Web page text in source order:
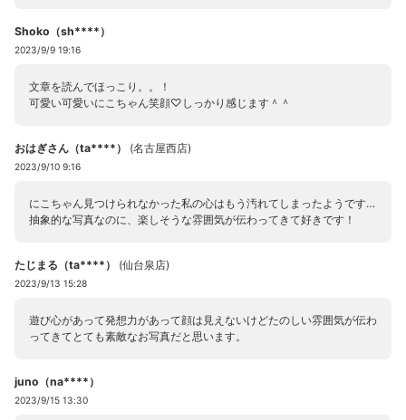
Shoko（sh****）
2023/9/9 19:16
文章を読んでほっこり。。！
可愛い可愛いにこちゃん笑顔♡しっかり感じます＾＾
おはぎさん（ta****） (名古屋西店)
2023/9/10 9:16
にこちゃん見つけられなかった私の心はもう汚れてしまったようです…
抽象的な写真なのに、楽しそうな雰囲気が伝わってきて好きです！
たじまる（ta****） (仙台泉店)
2023/9/13 15:28
遊び心があって発想力があって顔は見えないけどたのしい雰囲気が伝わ
ってきてとても素敵なお写真だと思います。
juno（na****）
2023/9/15 13:30